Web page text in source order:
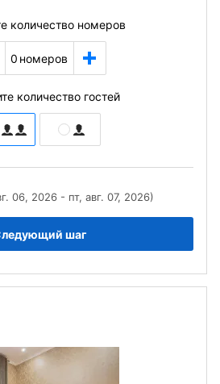
количество номеров
0 номеров
количество гостей
06, 2026 - пт, авг. 07, 2026)
шаг